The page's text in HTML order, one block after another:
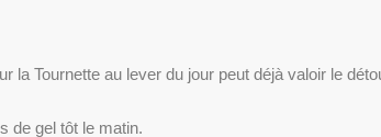
Tournette au lever du jour peut déjà valoir le
de gel tôt le matin.